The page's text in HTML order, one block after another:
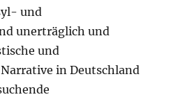
und
unerträglich und
und
in Deutschland